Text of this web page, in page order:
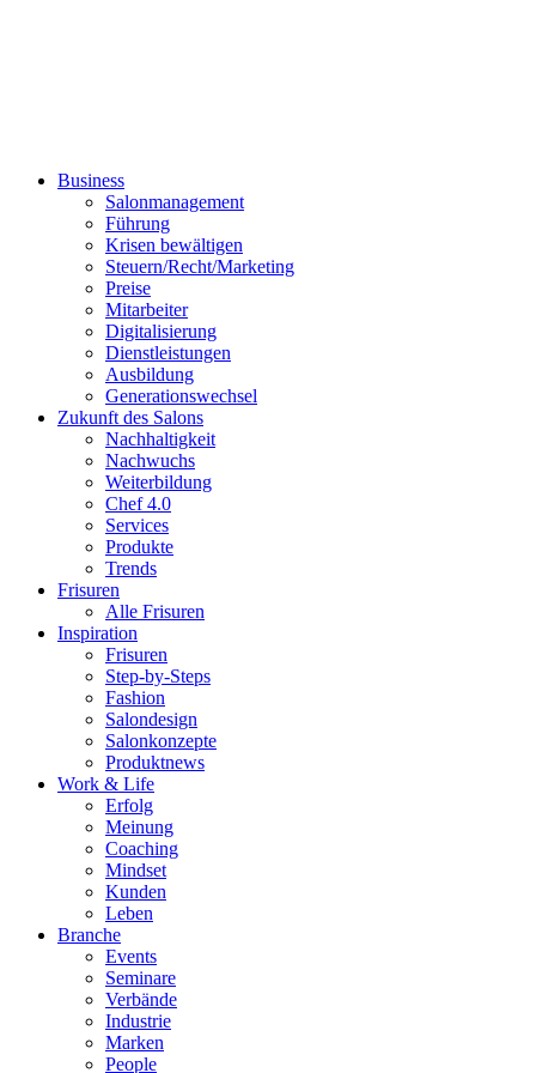
Business
Salonmanagement
Führung
Krisen bewältigen
Steuern/Recht/Marketing
Preise
Mitarbeiter
Digitalisierung
Dienstleistungen
Ausbildung
Generationswechsel
Zukunft des Salons
Nachhaltigkeit
Nachwuchs
Weiterbildung
Chef 4.0
Services
Produkte
Trends
Frisuren
Alle Frisuren
Inspiration
Frisuren
Step-by-Steps
Fashion
Salondesign
Salonkonzepte
Produktnews
Work & Life
Erfolg
Meinung
Coaching
Mindset
Kunden
Leben
Branche
Events
Seminare
Verbände
Industrie
Marken
People